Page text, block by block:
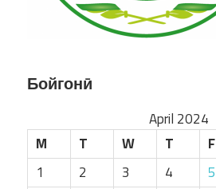
Бойгонӣ
April 2024
M
T W T F
1
2 3 4 5